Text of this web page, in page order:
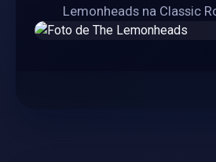
Lemonheads na Classic